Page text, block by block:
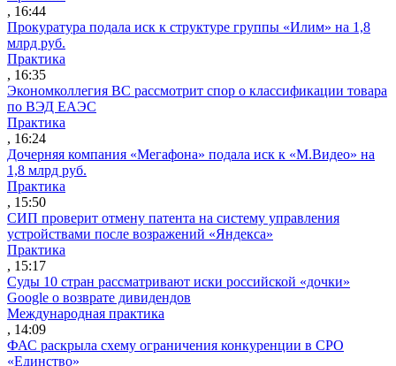
, 16:44
Прокуратура подала иск к структуре группы «Илим» на 1,8
млрд руб.
Практика
, 16:35
Экономколлегия ВС рассмотрит спор о классификации товара
по ВЭД ЕАЭС
Практика
, 16:24
Дочерняя компания «Мегафона» подала иск к «М.Видео» на
1,8 млрд руб.
Практика
, 15:50
СИП проверит отмену патента на систему управления
устройствами после возражений «Яндекса»
Практика
, 15:17
Суды 10 стран рассматривают иски российской «дочки»
Google о возврате дивидендов
Международная практика
, 14:09
ФАС раскрыла схему ограничения конкуренции в СРО
«Единство»